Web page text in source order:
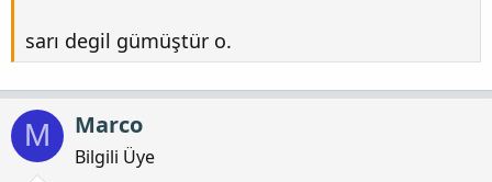
sarı degil gümüştür o.
M Marco
Bilgili Üye